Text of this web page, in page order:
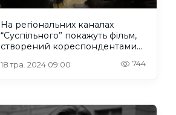
На регіональних каналах
“Суспільного” покажуть фільм,
створений кореспондентами
18 тра. 2024 09:00 744